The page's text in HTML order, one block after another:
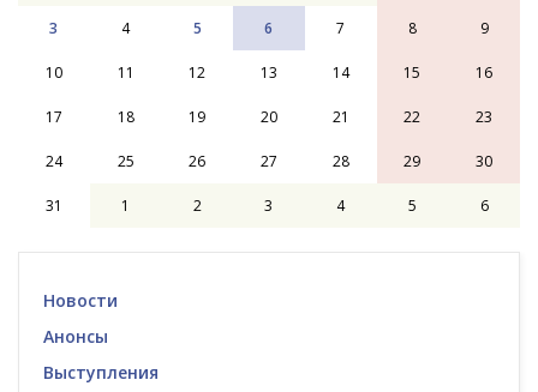
3 4 5 6 7 8 9
10 11 12 13 14 15 16
17 18 19 20 21 22 23
24 25 26 27 28 29 30
31 1 2 3 4 5 6
Новости
Анонсы
Выступления